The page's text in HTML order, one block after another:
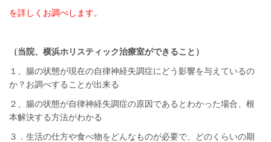
を詳しくお調べします。
（当院、横浜ホリスティック治療室ができること）
１、腸の状態が現在の自律神経失調症にどう影響を与えているの
か？お調べすることが出来る
２、腸の状態が自律神経失調症の原因であるとわかった場合、根
本解決する方法がわかる
３．生活の仕方や食べ物をどんなものが必要で、どのくらいの期